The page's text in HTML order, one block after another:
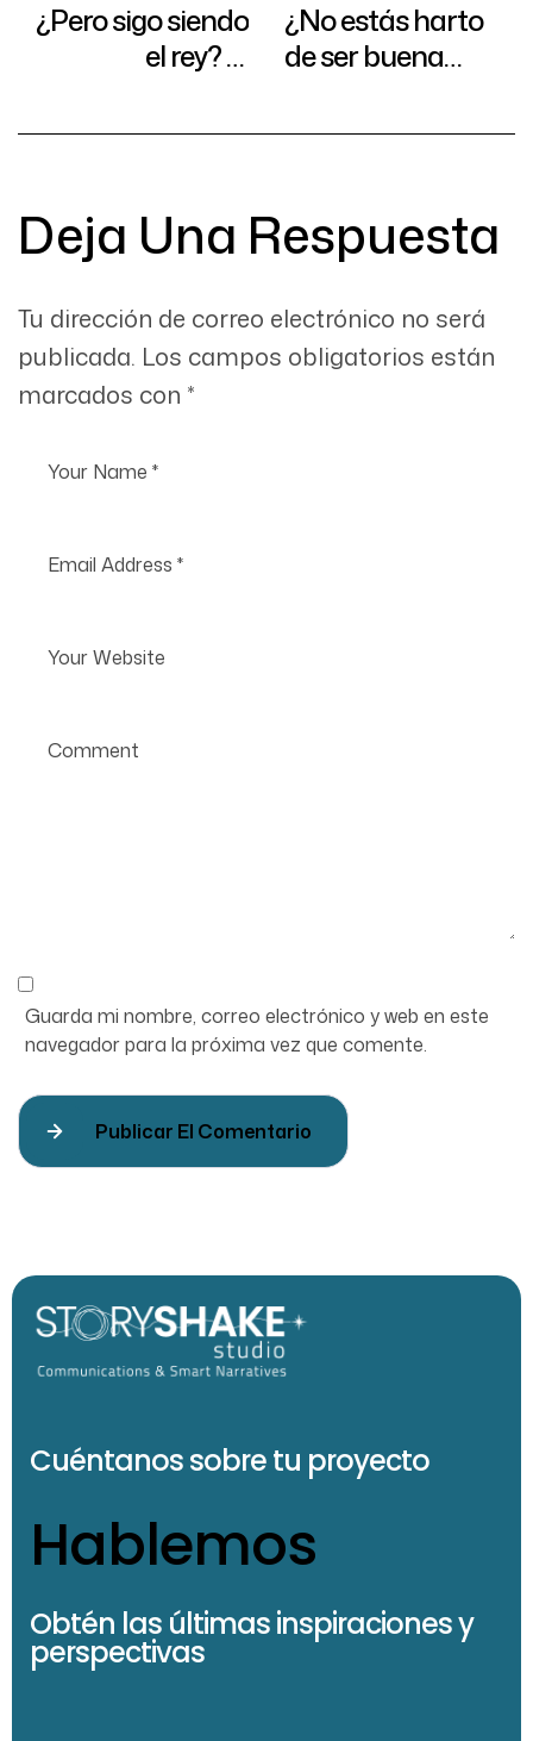
¿Pero sigo siendo
el rey? El
era de la
¿No estás harto
de ser buena
Deja Una Respuesta
Tu dirección de correo electrónico no será
publicada. Los campos obligatorios están
marcados con *
Guarda mi nombre, correo electrónico y web en este
navegador para la próxima vez que comente.
Publicar El Comentario
Cuéntanos sobre tu proyecto
Hablemos
Obtén las últimas inspiraciones y
perspectivas